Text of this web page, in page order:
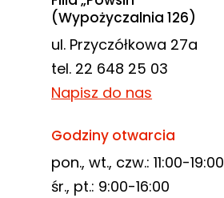
(Wypożyczalnia 126)
ul. Przyczółkowa 27a
tel. 22 648 25 03
Napisz do nas
Godziny otwarcia
pon., wt., czw.: 11:00-19:00
śr., pt.: 9:00-16:00